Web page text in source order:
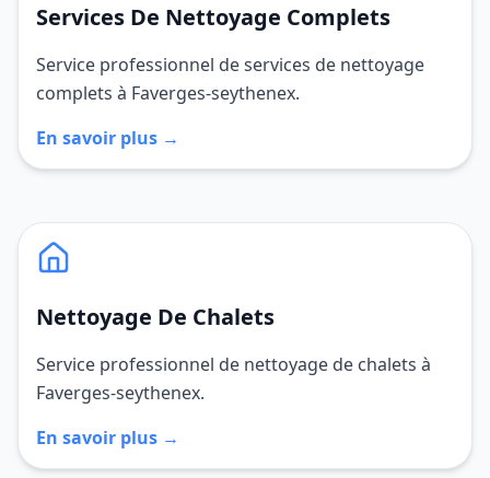
Services De Nettoyage Complets
Service professionnel de services de nettoyage
complets à Faverges-seythenex.
En savoir plus →
Nettoyage De Chalets
Service professionnel de nettoyage de chalets à
Faverges-seythenex.
En savoir plus →